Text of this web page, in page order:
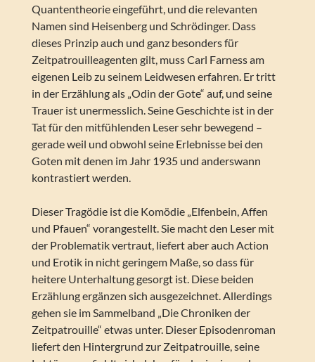
Quantentheorie eingeführt, und die relevanten
Namen sind Heisenberg und Schrödinger. Dass
dieses Prinzip auch und ganz besonders für
Zeitpatrouilleagenten gilt, muss Carl Farness am
eigenen Leib zu seinem Leidwesen erfahren. Er tritt
in der Erzählung als „Odin der Gote“ auf, und seine
Trauer ist unermesslich. Seine Geschichte ist in der
Tat für den mitfühlenden Leser sehr bewegend –
gerade weil und obwohl seine Erlebnisse bei den
Goten mit denen im Jahr 1935 und anderswann
kontrastiert werden.
Dieser Tragödie ist die Komödie „Elfenbein, Affen
und Pfauen“ vorangestellt. Sie macht den Leser mit
der Problematik vertraut, liefert aber auch Action
und Erotik in nicht geringem Maße, so dass für
heitere Unterhaltung gesorgt ist. Diese beiden
Erzählung ergänzen sich ausgezeichnet. Allerdings
gehen sie im Sammelband „Die Chroniken der
Zeitpatrouille“ etwas unter. Dieser Episodenroman
liefert den Hintergrund zur Zeitpatrouille, seine